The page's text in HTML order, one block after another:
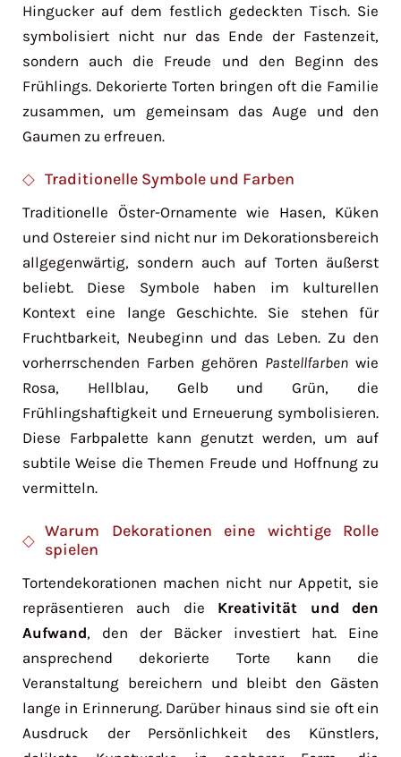
Hingucker auf dem festlich gedeckten Tisch. Sie
symbolisiert nicht nur das Ende der Fastenzeit,
sondern auch die Freude und den Beginn des
Frühlings. Dekorierte Torten bringen oft die Familie
zusammen, um gemeinsam das Auge und den
Gaumen zu erfreuen.
Traditionelle Symbole und Farben
Traditionelle Öster-Ornamente wie Hasen, Küken
und Ostereier sind nicht nur im Dekorationsbereich
allgegenwärtig, sondern auch auf Torten äußerst
beliebt. Diese Symbole haben im kulturellen
Kontext eine lange Geschichte. Sie stehen für
Fruchtbarkeit, Neubeginn und das Leben. Zu den
vorherrschenden Farben gehören Pastellfarben wie
Rosa, Hellblau, Gelb und Grün, die
Frühlingshaftigkeit und Erneuerung symbolisieren.
Diese Farbpalette kann genutzt werden, um auf
subtile Weise die Themen Freude und Hoffnung zu
vermitteln.
Warum Dekorationen eine wichtige Rolle
spielen
Tortendekorationen machen nicht nur Appetit, sie
repräsentieren auch die Kreativität und den
Aufwand, den der Bäcker investiert hat. Eine
ansprechend dekorierte Torte kann die
Veranstaltung bereichern und bleibt den Gästen
lange in Erinnerung. Darüber hinaus sind sie oft ein
Ausdruck der Persönlichkeit des Künstlers,